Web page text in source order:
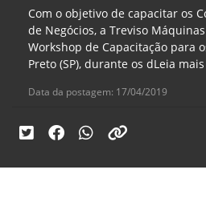
Com o objetivo de capacitar os
de Negócios, a Treviso
Workshop de Capacitação para
Preto (SP), durante os dLeia mais
Data da postagem: 17/04/2019